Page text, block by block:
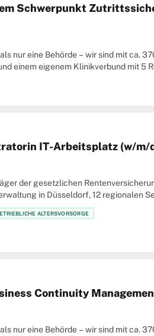
Schwerpunkt
nur eine Behörde – wir sind mit ca.
einem eigenem Klinikverbund mit 5
IT-Arbeitsplatz (w/m/
der gesetzlichen
in Düsseldorf, 12 regionalen
ALTERSVORSORGE
Continuity
nur eine Behörde – wir sind mit ca.